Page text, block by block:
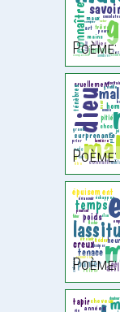
Poème:
Poème:
Poème: